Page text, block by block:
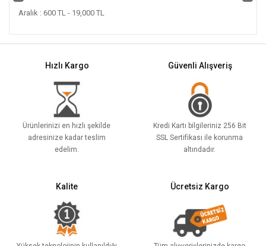
Aralık : 600 TL - 19,000 TL
Hızlı Kargo
Ürünlerinizi en hızlı şekilde
adresinize kadar teslim
edelim.
Güvenli Alışveriş
Kredi Kartı bilgileriniz 256 Bit
SSL Sertifikası ile korunma
altındadır.
Kalite Ücretsiz Kargo